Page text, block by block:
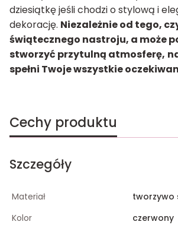
dziesiątkę jeśli chodzi o stylową i
dekorację. Niezależnie od tego,
świątecznego nastroju, a może
stworzyć przytulną atmosferę,
spełni Twoje wszystkie
Cechy produktu
Szczegóły
Materiał
tworzywo
Kolor
czerwony